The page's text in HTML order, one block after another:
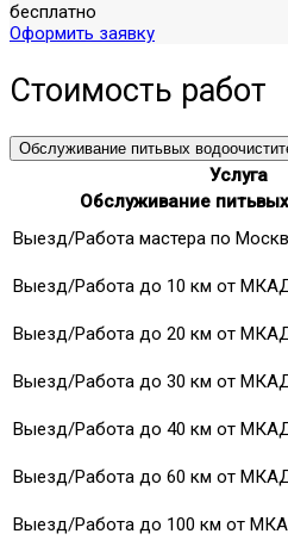
бесплатно
Оформить заявку
Стоимость работ
Обслуживание питьвых
Услуга
Обслуживание
Выезд/Работа мастера по
Выезд/Работа до 10 км от
Выезд/Работа до 20 км от
Выезд/Работа до 30 км от
Выезд/Работа до 40 км от
Выезд/Работа до 60 км от
Выезд/Работа до 100 км от